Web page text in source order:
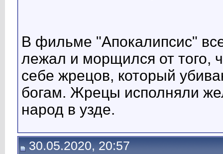
В фильме "Апокалипсис"
лежал и морщился от того,
себе жрецов, который
богам. Жрецы исполняли
народ в узде.
30.05.2020, 20:57